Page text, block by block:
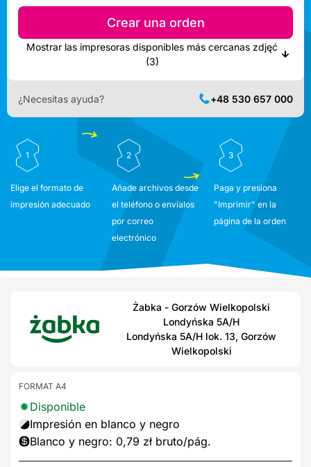
Crear una orden
Mostrar las impresoras disponibles más cercanas zdjęć
(3)
¿Necesitas ayuda? +48 530 657 000
1
Elige el formato de
impresión adecuado
2
Añade archivos desde
el teléfono o envíalos
por correo
electrónico
3
Paga y presiona
"Imprimir" en la
página de la orden
Żabka - Gorzów Wielkopolski
Londyńska 5A/H
Londyńska 5A/H lok. 13, Gorzów
Wielkopolski
FORMAT A4
Disponible
Impresión en blanco y negro
Blanco y negro: 0,79 zł bruto/pág.